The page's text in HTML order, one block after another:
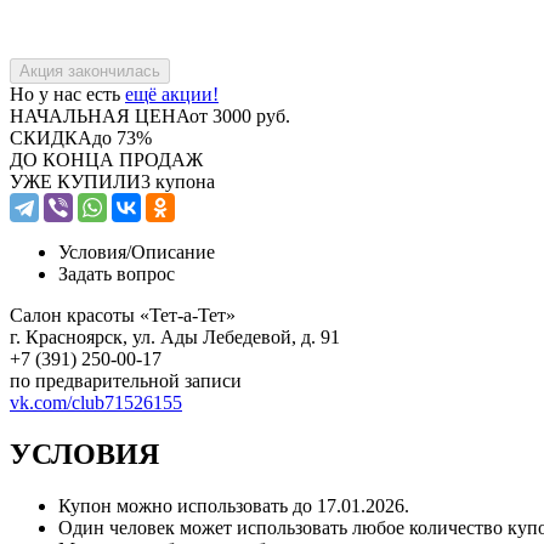
Но у нас есть ещё акции!
НАЧАЛЬНАЯ ЦЕНАот 3000 руб.
СКИДКАдо 73%
ДО КОНЦА ПРОДАЖ
УЖЕ КУПИЛИ3 купона
Условия/Описание
Задать вопрос
Салон красоты «Тет-а-Тет»
г. Красноярск, ул. Ады Лебедевой, д. 91
+7 (391) 250-00-17
по предварительной записи
vk.com/club71526155
УСЛОВИЯ
Купон можно использовать до 17.01.2026.
Один человек может использовать любое количество